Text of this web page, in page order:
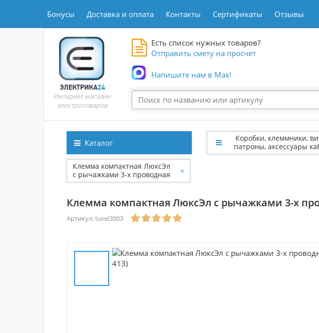
Бонусы Доставка и оплата Контакты Сертификаты Отзывы
Интернет магазин
электротоваров
Есть список нужных товаров?
Отправить смету на просчет
Напишите нам в Max!
Каталог
Коробки, клеммники,
патроны, аксессуары
Клемма компактная ЛюксЭл
с рычажками 3-х проводная
3003 (аналог WAGO 221-413)
×
Клемма компактная ЛюксЭл с рычажками 3-х
Артикул: luxel3003